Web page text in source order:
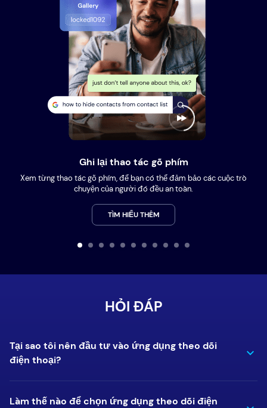
Ghi lại thao tác gõ phím
Xem từng thao tác gõ phím, để bạn có thể đảm bảo các cuộc trò
chuyện của người đó đều an toàn.
TÌM HIỂU THÊM
HỎI ĐÁP
Tại sao tôi nên đầu tư vào ứng dụng theo dõi
điện thoại?
Làm thế nào để chọn ứng dụng theo dõi điện